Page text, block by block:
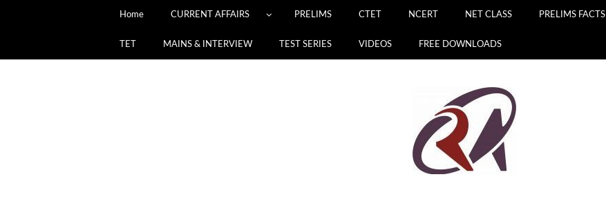
Home CURRENT AFFAIRS PRELIMS CTET NCERT NET CLASS PRELIMS FACTS
TET MAINS & INTERVIEW TEST SERIES VIDEOS FREE DOWNLOADS